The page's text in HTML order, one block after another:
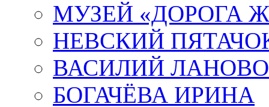
МУЗЕЙ «ДОРОГА
НЕВСКИЙ
ВАСИЛИЙ
БОГАЧЁВА ИРИНА